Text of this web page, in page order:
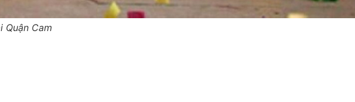
Quận Cam